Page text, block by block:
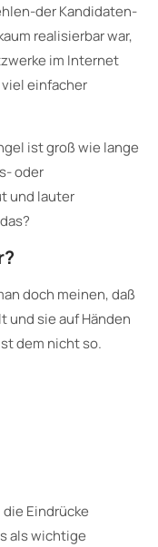
der Kandidaten-
realisierbar war,
im Internet
einfacher
ist groß wie lange
oder
und lauter
doch meinen, daß
und sie auf Händen
dem nicht so.
Eindrücke
als wichtige